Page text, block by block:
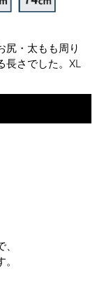
尻・太もも周り
長さでした。XL